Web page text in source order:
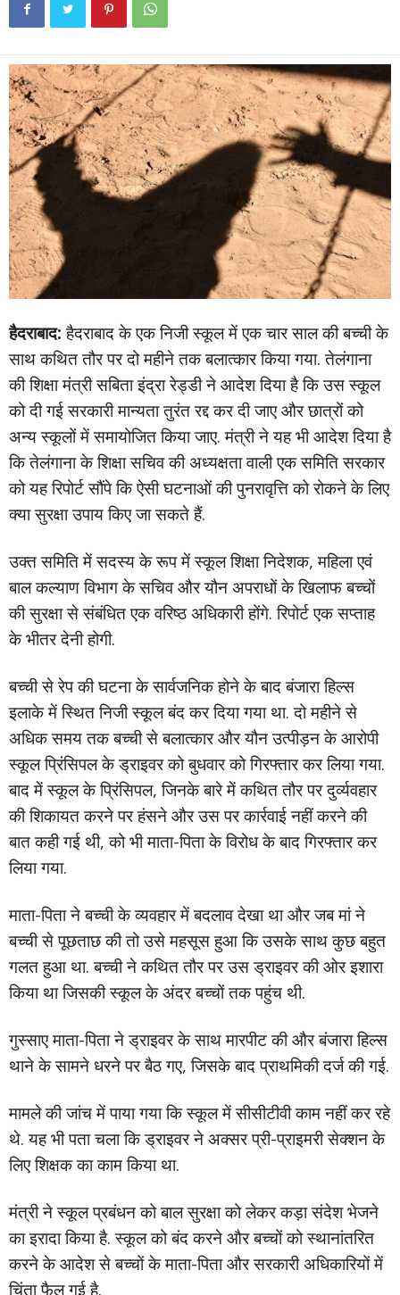
हैदराबाद:हैदराबाद के एक निजी स्कूल में एक चार साल की बच्ची के
साथ कथित तौर पर दो महीने तक बलात्कार किया गया. तेलंगाना
की शिक्षा मंत्री सबिता इंद्रा रेड्डी ने आदेश दिया है कि उस स्कूल
को दी गई सरकारी मान्यता तुरंत रद्द कर दी जाए और छात्रों को
अन्य स्कूलों में समायोजित किया जाए. मंत्री ने यह भी आदेश दिया है
कि तेलंगाना के शिक्षा सचिव की अध्यक्षता वाली एक समिति सरकार
को यह रिपोर्ट सौंपे कि ऐसी घटनाओं की पुनरावृत्ति को रोकने के लिए
क्या सुरक्षा उपाय किए जा सकते हैं.
उक्त समिति में सदस्य के रूप में स्कूल शिक्षा निदेशक, महिला एवं
बाल कल्याण विभाग के सचिव और यौन अपराधों के खिलाफ बच्चों
की सुरक्षा से संबंधित एक वरिष्ठ अधिकारी होंगे. रिपोर्ट एक सप्ताह
के भीतर देनी होगी.
बच्ची से रेप की घटना के सार्वजनिक होने के बाद बंजारा हिल्स
इलाके में स्थित निजी स्कूल बंद कर दिया गया था. दो महीने से
अधिक समय तक बच्ची से बलात्कार और यौन उत्पीड़न के आरोपी
स्कूल प्रिंसिपल के ड्राइवर को बुधवार को गिरफ्तार कर लिया गया.
बाद में स्कूल के प्रिंसिपल, जिनके बारे में कथित तौर पर दुर्व्यवहार
की शिकायत करने पर हंसने और उस पर कार्रवाई नहीं करने की
बात कही गई थी, को भी माता-पिता के विरोध के बाद गिरफ्तार कर
लिया गया.
माता-पिता ने बच्ची के व्यवहार में बदलाव देखा था और जब मां ने
बच्ची से पूछताछ की तो उसे महसूस हुआ कि उसके साथ कुछ बहुत
गलत हुआ था. बच्ची ने कथित तौर पर उस ड्राइवर की ओर इशारा
किया था जिसकी स्कूल के अंदर बच्चों तक पहुंच थी.
गुस्साए माता-पिता ने ड्राइवर के साथ मारपीट की और बंजारा हिल्स
थाने के सामने धरने पर बैठ गए, जिसके बाद प्राथमिकी दर्ज की गई.
मामले की जांच में पाया गया कि स्कूल में सीसीटीवी काम नहीं कर रहे
थे. यह भी पता चला कि ड्राइवर ने अक्सर प्री-प्राइमरी सेक्शन के
लिए शिक्षक का काम किया था.
मंत्री ने स्कूल प्रबंधन को बाल सुरक्षा को लेकर कड़ा संदेश भेजने
का इरादा किया है. स्कूल को बंद करने और बच्चों को स्थानांतरित
करने के आदेश से बच्चों के माता-पिता और सरकारी अधिकारियों में
चिंता फैल गई है.